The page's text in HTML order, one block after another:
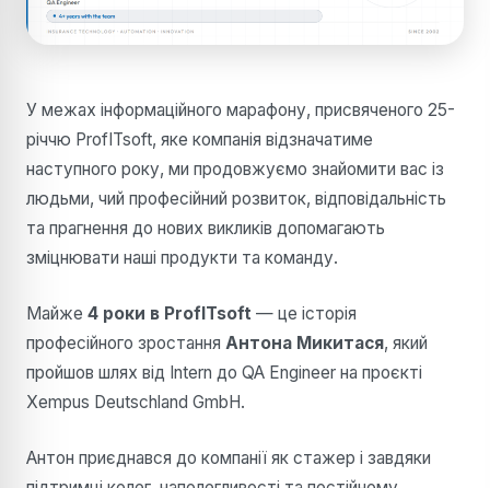
У межах інформаційного марафону, присвяченого 25-
річчю ProfITsoft, яке компанія відзначатиме
наступного року, ми продовжуємо знайомити вас із
людьми, чий професійний розвиток, відповідальність
та прагнення до нових викликів допомагають
зміцнювати наші продукти та команду.
Майже 4 роки в ProfITsoft — це історія
професійного зростання Антона Микитася, який
пройшов шлях від Intern до QA Engineer на проєкті
Xempus Deutschland GmbH.
Антон приєднався до компанії як стажер і завдяки